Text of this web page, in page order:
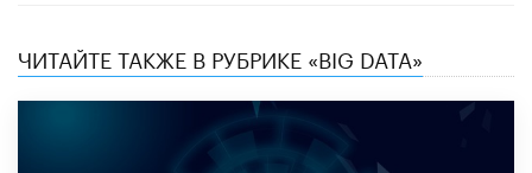
ЧИТАЙТЕ ТАКЖЕ В РУБРИКЕ «BIG DATA»